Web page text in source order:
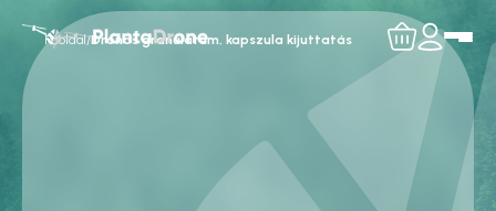
Főoldal/Drónos granulátum, kapszula kijuttatás